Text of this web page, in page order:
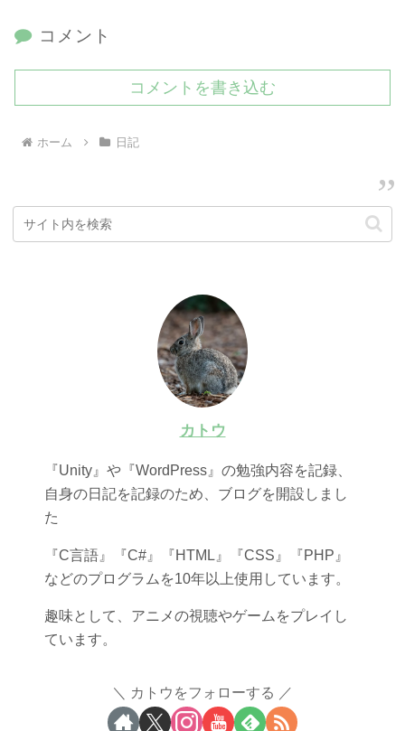
コメント
コメントを書き込む
ホーム 日記
カトウ
『Unity』や『WordPress』の勉強内容を記録、
自身の日記を記録のため、ブログを開設しまし
た
『C言語』『C#』『HTML』『CSS』『PHP』
などのプログラムを10年以上使用しています。
趣味として、アニメの視聴やゲームをプレイし
ています。
カトウをフォローする